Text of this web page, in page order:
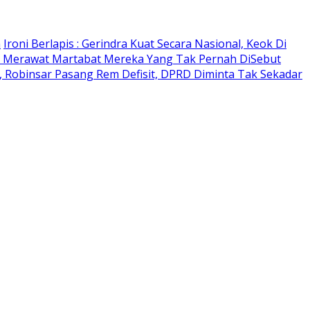
Ironi Berlapis : Gerindra Kuat Secara Nasional, Keok Di
Martabat Mereka Yang Tak Pernah DiSebut
Pasang Rem Defisit, DPRD Diminta Tak Sekadar